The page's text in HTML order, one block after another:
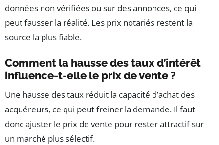
données non vérifiées ou sur des annonces, ce qui
peut fausser la réalité. Les prix notariés restent la
source la plus fiable.
Comment la hausse des taux d’intérêt
influence-t-elle le prix de vente ?
Une hausse des taux réduit la capacité d’achat des
acquéreurs, ce qui peut freiner la demande. Il faut
donc ajuster le prix de vente pour rester attractif sur
un marché plus sélectif.